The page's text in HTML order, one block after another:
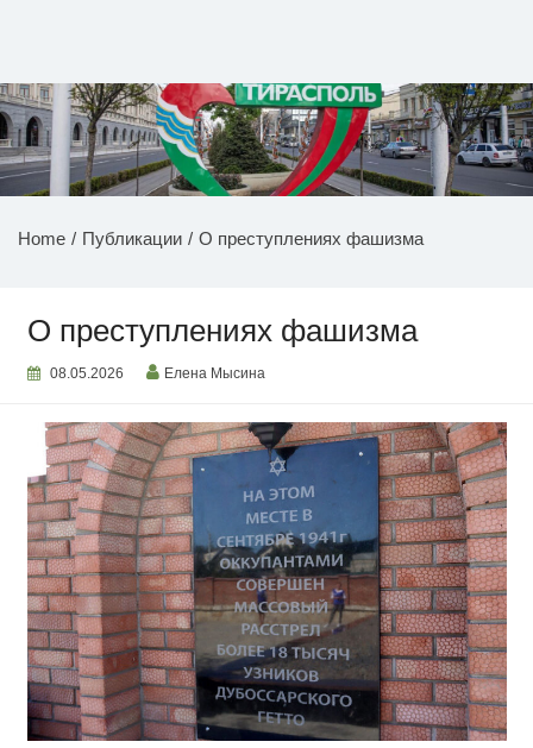
НОВОСТИ ПРИДНЕСТРОВЬЯ
Home Публикации О преступлениях фашизма
О преступлениях фашизма
08.05.2026 Елена Мысина